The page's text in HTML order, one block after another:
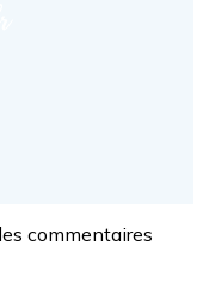
commentaires